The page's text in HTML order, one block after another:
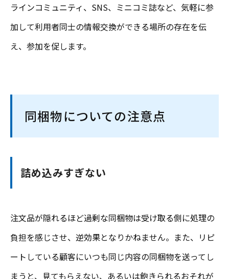
ラインコミュニティ、SNS、ミニコミ誌など、気軽に参
加して利用者同士の情報交換ができる場所の存在を伝
え、参加を促します。
同梱物についての注意点
詰め込みすぎない
注文品が隠れるほど過剰な同梱物は受け取る側に処理の
負担を感じさせ、逆効果となりかねません。また、リピ
ートしている顧客にいつも同じ内容の同梱物を送ってし
まうと、見てもらえない、あるいは飽きられるおそれが